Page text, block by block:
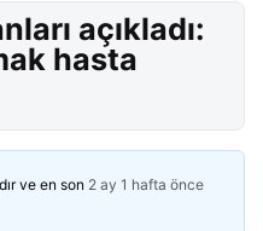
açıkladı:
hasta
ve en son 2 ay 1 hafta önce